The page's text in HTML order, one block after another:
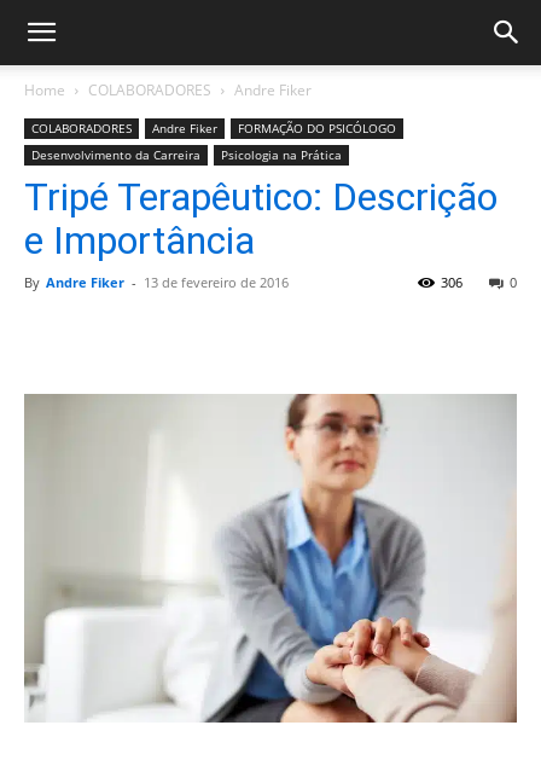
Home COLABORADORES Andre Fiker
COLABORADORES Andre Fiker
FORMAÇÃO DO PSICÓLOGO
Desenvolvimento da Carreira
Psicologia na Prática
Tripé Terapêutico: Descrição
e Importância
By Andre Fiker - 13 de fevereiro de 2016 0
306